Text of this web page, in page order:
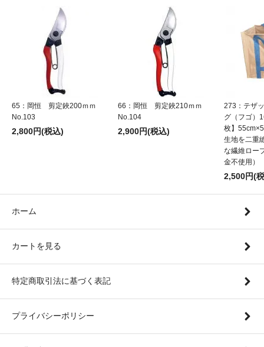
65：岡恒 剪定鋏200ｍｍ
No.103
2,800円(税込)
66：岡恒 剪定鋏210ｍｍ
No.104
2,900円(税込)
273：テザ
グ（フゴ）
枚】
生地を二重
な繊維ロー
金不使用）
2,500円(
ホーム
カートを見る
特定商取引法に基づく表記
プライバシーポリシー